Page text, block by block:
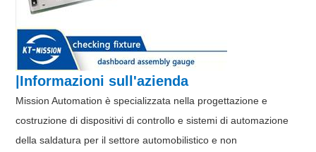
|Informazioni sull'azienda
Mission Automation è specializzata nella progettazione e
costruzione di dispositivi di controllo e sistemi di automazione
della saldatura per il settore automobilistico e non